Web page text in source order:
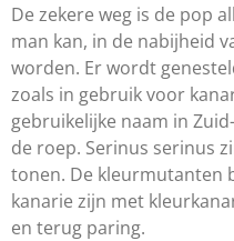
De zekere weg is de pop
man kan, in de nabijheid
worden. Er wordt
zoals in gebruik voor
gebruikelijke naam in
de roep. Serinus serinus
tonen. De kleurmutanten
kanarie zijn met
en terug paring.